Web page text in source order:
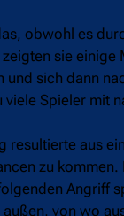
obwohl es
sie
sich dann
Spieler mit
aus
zu
Angriff
von wo